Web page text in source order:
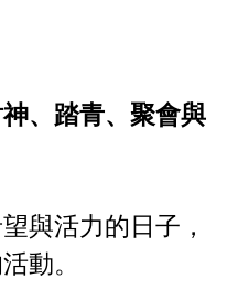
、踏青、聚會與
與活力的日子，
動。